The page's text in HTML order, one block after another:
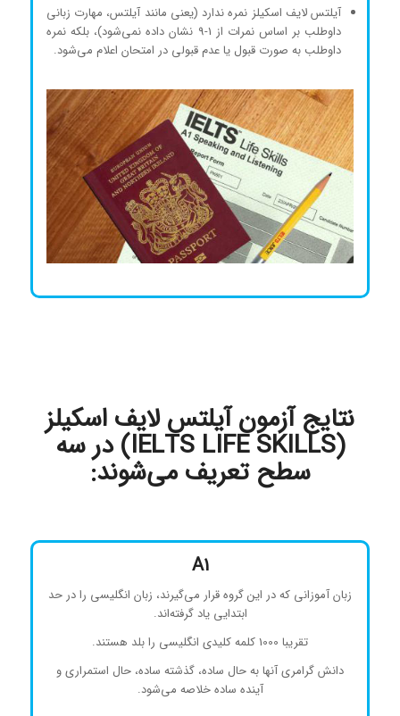
آیلتس لایف اسکیلز نمره ندارد (یعنی مانند آیلتس، مهارت زبانی
داوطلب بر اساس نمرات از 1-9 نشان داده نمی‌شود)، بلکه نمره
داوطلب به صورت قبول یا عدم قبولی در امتحان اعلام می‌شود.
نتایج آزمون آیلتس لایف اسکیلز
(IELTS LIFE SKILLS) در سه
سطح تعریف می‌شوند:
A1
زبان آموزانی که در این گروه قرار می‌گیرند، زبان انگلیسی را در حد
ابتدایی یاد گرفته‌اند.
تقریبا 1000 کلمه کلیدی انگلیسی را بلد هستند.
دانش گرامری آنها به حال ساده، گذشته ساده، حال استمراری و
آینده ساده خلاصه می‌شود.